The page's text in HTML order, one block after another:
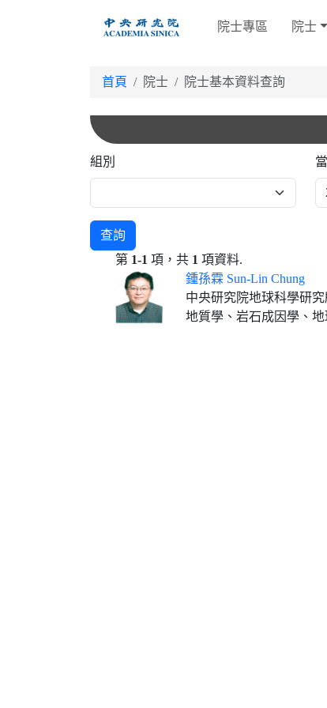
院士專區 院士
首頁 院士 院士基本資料查詢
組別
查詢
第 1-1 項，共 1 項資料.
鍾孫霖 Sun-Lin Chung
中央研究院地球科學研
地質學、岩石成因學、